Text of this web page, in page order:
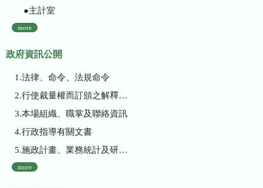
●主計室
more
政府資訊公開
1.法律、命令、法規命令
2.行使裁量權而訂頒之解釋性規定及裁量基準
3.本場組織、職掌及聯絡資訊
4.行政指導有關文書
5.施政計畫、業務統計及研究報告
more